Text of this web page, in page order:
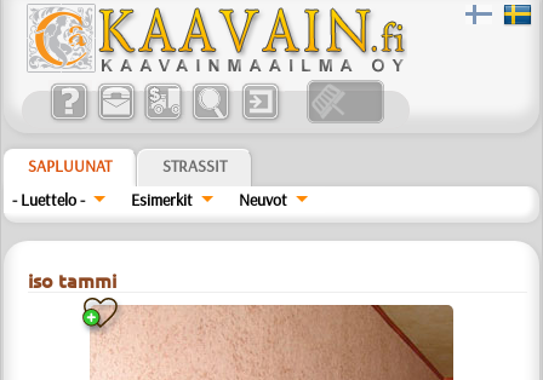
SAPLUUNAT
STRASSIT
- Luettelo -
Esimerkit Neuvot
iso tammi